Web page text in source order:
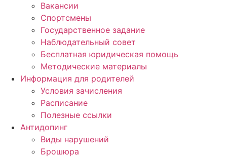
Вакансии
Спортсмены
Государственное задание
Наблюдательный совет
Бесплатная юридическая помощь
Методические материалы
Информация для родителей
Условия зачисления
Расписание
Полезные ссылки
Антидопинг
Виды нарушений
Брошюра